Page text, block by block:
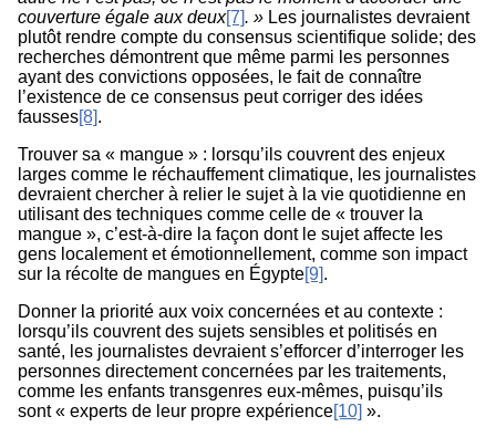
couverture égale aux deux[7]. » Les journalistes devraient
plutôt rendre compte du consensus scientifique solide; des
recherches démontrent que même parmi les personnes
ayant des convictions opposées, le fait de connaître
l’existence de ce consensus peut corriger des idées
fausses[8].
Trouver sa « mangue » : lorsqu’ils couvrent des enjeux
larges comme le réchauffement climatique, les journalistes
devraient chercher à relier le sujet à la vie quotidienne en
utilisant des techniques comme celle de « trouver la
mangue », c’est-à-dire la façon dont le sujet affecte les
gens localement et émotionnellement, comme son impact
sur la récolte de mangues en Égypte[9].
Donner la priorité aux voix concernées et au contexte :
lorsqu’ils couvrent des sujets sensibles et politisés en
santé, les journalistes devraient s’efforcer d’interroger les
personnes directement concernées par les traitements,
comme les enfants transgenres eux-mêmes, puisqu’ils
sont « experts de leur propre expérience[10] ».